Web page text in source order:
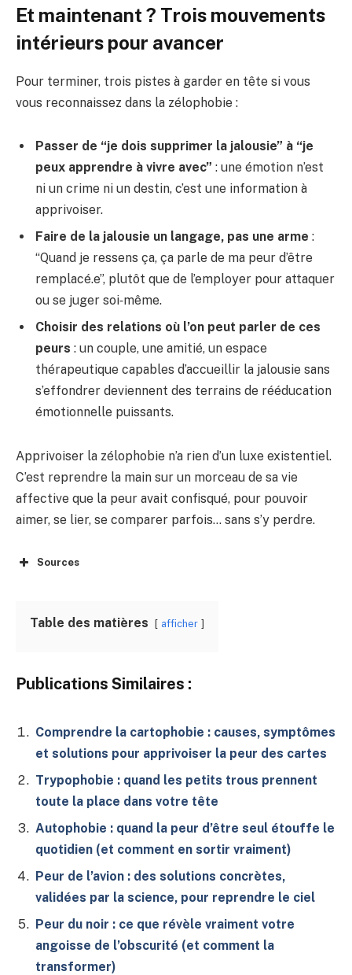
Et maintenant ? Trois mouvements
intérieurs pour avancer
Pour terminer, trois pistes à garder en tête si vous
vous reconnaissez dans la zélophobie :
Passer de “je dois supprimer la jalousie” à “je
peux apprendre à vivre avec” : une émotion n’est
ni un crime ni un destin, c’est une information à
apprivoiser.
Faire de la jalousie un langage, pas une arme :
“Quand je ressens ça, ça parle de ma peur d’être
remplacé.e”, plutôt que de l’employer pour attaquer
ou se juger soi‑même.
Choisir des relations où l’on peut parler de ces
peurs : un couple, une amitié, un espace
thérapeutique capables d’accueillir la jalousie sans
s’effondrer deviennent des terrains de rééducation
émotionnelle puissants.
Apprivoiser la zélophobie n’a rien d’un luxe existentiel.
C’est reprendre la main sur un morceau de sa vie
affective que la peur avait confisqué, pour pouvoir
aimer, se lier, se comparer parfois… sans s’y perdre.
Sources
Table des matières afficher
Publications Similaires :
Comprendre la cartophobie : causes, symptômes
et solutions pour apprivoiser la peur des cartes
Trypophobie : quand les petits trous prennent
toute la place dans votre tête
Autophobie : quand la peur d’être seul étouffe le
quotidien (et comment en sortir vraiment)
Peur de l’avion : des solutions concrètes,
validées par la science, pour reprendre le ciel
Peur du noir : ce que révèle vraiment votre
angoisse de l’obscurité (et comment la
transformer)